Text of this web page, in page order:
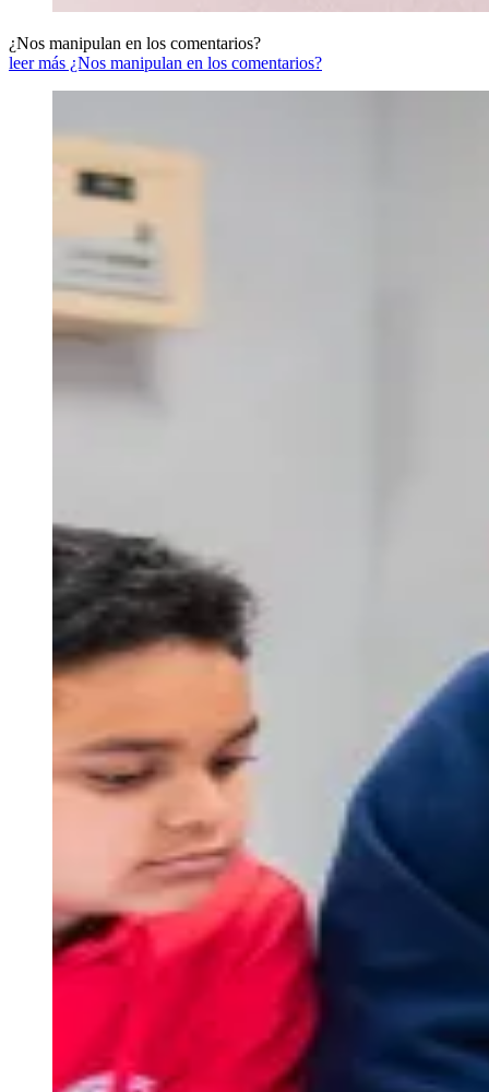
¿Nos manipulan en los comentarios?
leer más ¿Nos manipulan en los comentarios?